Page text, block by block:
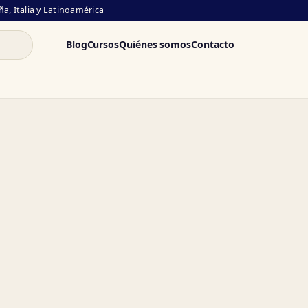
Italia y Latinoamérica
BlogCursosQuiénes somosContacto